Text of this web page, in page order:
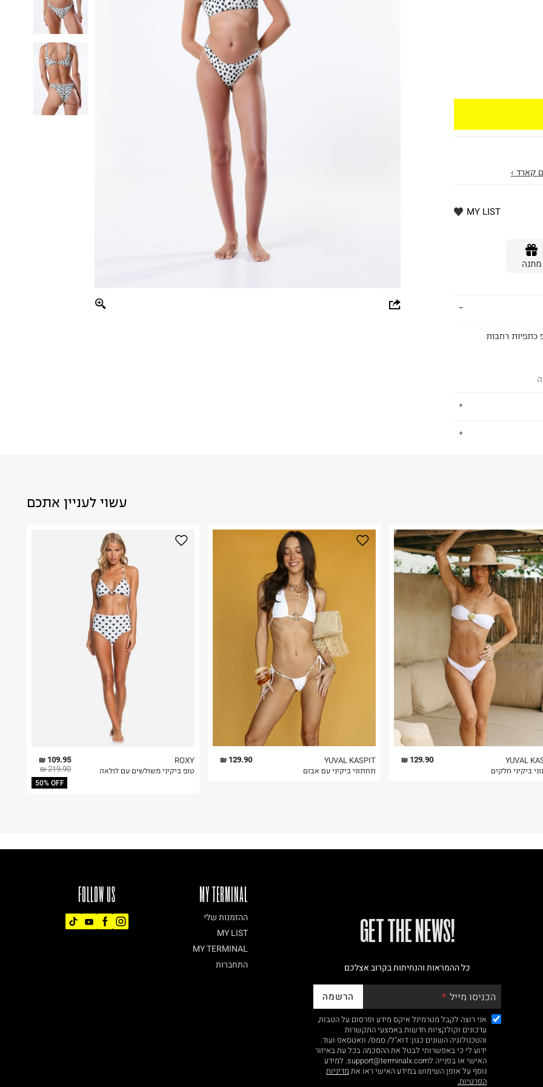
קארד ›
MY LIST
מתנה
כתפיות רחבות
על גבי החבילה
באתר בלבד
בלבד. לא ניתן
עשוי לעניין אתכם
109.95 ₪
219.90 ₪
50% OFF
ROXY
טופ ביקיני משולשים עם לולאה
129.90 ₪
YUVAL KASPIT
תחתוני ביקיני עם אבזם
129.90 ₪
YUVAL
ביקיני חלקים
FOLLOW US MY TERMINAL
ההזמנות שלי
MY LIST
MY TERMINAL
התחברות
!GET THE NEWS
כל ההמראות והנחיתות בקרוב אצלכם
הכניסו מייל הרשמה
אני רוצה לקבל מטרמינל איקס מידע ופרסום על הטבות,
עדכונים וקולקציות חדשות באמצעי התקשרות
והטכנולוגיה השונים כגון: דוא"ל/ סמס/ וואטסאפ ועוד.
ידוע לי כי באפשרותי לבטל את ההסכמה בכל עת באיזור
האישי או בפנייה לsupport@terminalx.com. למידע
נוסף על אופן השימוש במידע האישי ראו את מדיניות
הפרטיות.